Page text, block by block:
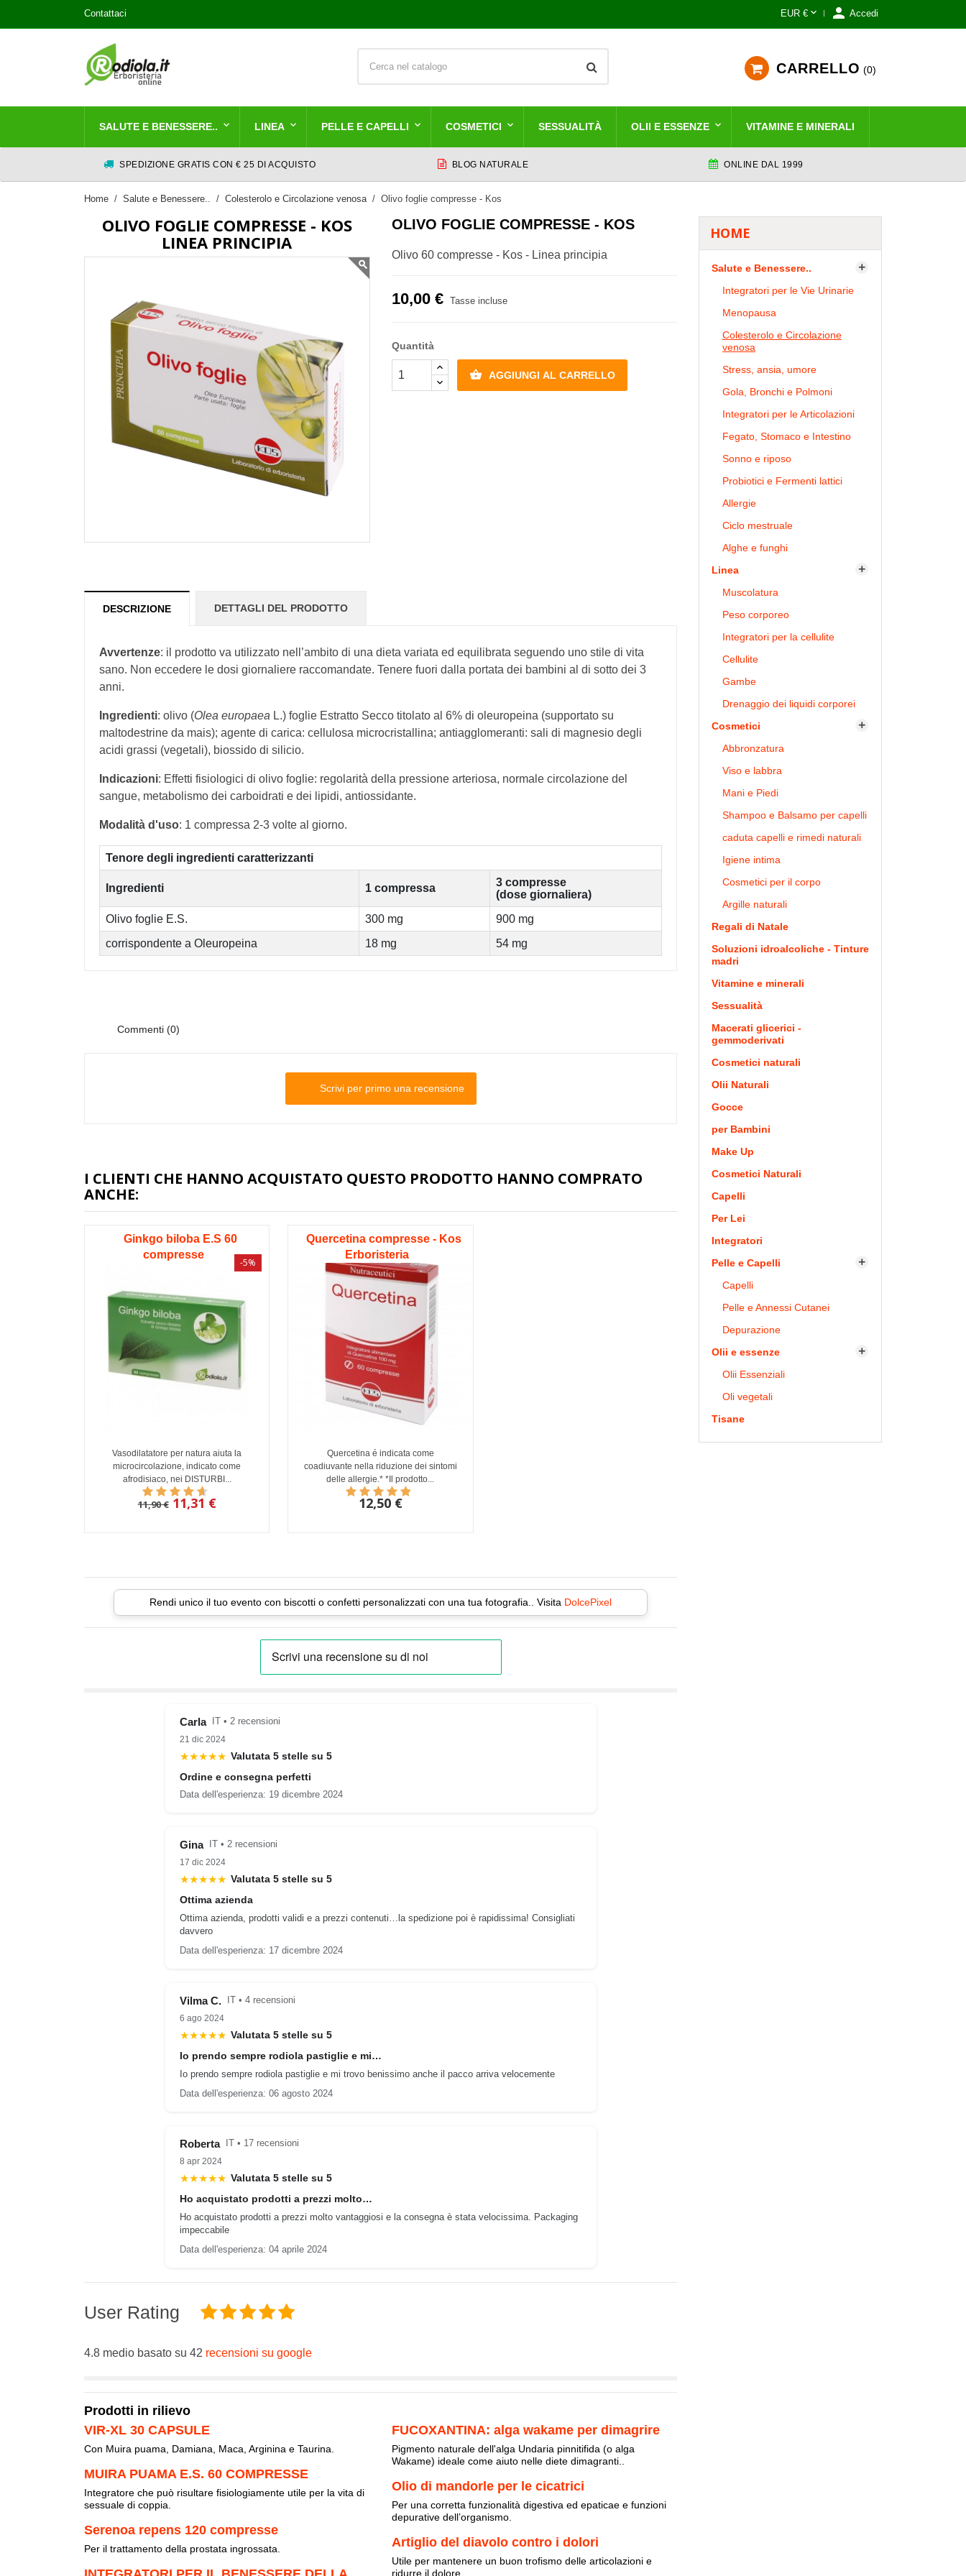
Contattaci EUR €  Accedi
CARRELLO 0
SALUTE E BENESSERE.. LINEA PELLE E CAPELLI COSMETICI SESSUALITÀ OLII E ESSENZE VITAMINE E MINERALI
SPEDIZIONE GRATIS CON € 25 DI ACQUISTO BLOG NATURALE ONLINE DAL 1999
Home Salute e Benessere.. Colesterolo e Circolazione venosa Olivo foglie compresse - Kos
HOME
Salute e Benessere.. 
Integratori per le Vie Urinarie
Menopausa
Colesterolo e Circolazione
venosa
Stress, ansia, umore
Gola, Bronchi e Polmoni
Integratori per le Articolazioni
Fegato, Stomaco e Intestino
Sonno e riposo
Probiotici e Fermenti lattici
Allergie
Ciclo mestruale
Alghe e funghi
Linea

Muscolatura
Peso corporeo
Integratori per la cellulite
Cellulite
Gambe
Drenaggio dei liquidi corporei
Cosmetici

Abbronzatura
Viso e labbra
Mani e Piedi
Shampoo e Balsamo per capelli
caduta capelli e rimedi naturali
Igiene intima
Cosmetici per il corpo
Argille naturali
Regali di Natale
Soluzioni idroalcoliche - Tinture
madri
Vitamine e minerali
Sessualità
Macerati glicerici -
gemmoderivati
Cosmetici naturali
Olii Naturali
Gocce
per Bambini
Make Up
Cosmetici Naturali
Capelli
Per Lei
Integratori
Pelle e Capelli

Capelli
Pelle e Annessi Cutanei
Depurazione
Olii e essenze

Olii Essenziali
Oli vegetali
Tisane
OLIVO FOGLIE COMPRESSE - KOS
LINEA PRINCIPIA
OLIVO FOGLIE COMPRESSE - KOS
Olivo 60 compresse - Kos - Linea principia
10,00 € Tasse incluse
Quantità
 AGGIUNGI AL CARRELLO
DESCRIZIONE DETTAGLI DEL PRODOTTO
Avvertenze: il prodotto va utilizzato nell’ambito di una dieta variata ed equilibrata seguendo uno stile di vita
sano. Non eccedere le dosi giornaliere raccomandate. Tenere fuori dalla portata dei bambini al di sotto dei 3
anni.
Ingredienti: olivo (Olea europaea L.) foglie Estratto Secco titolato al 6% di oleuropeina (supportato su
maltodestrine da mais); agente di carica: cellulosa microcristallina; antiagglomeranti: sali di magnesio degli
acidi grassi (vegetali), biossido di silicio.
Indicazioni: Effetti fisiologici di olivo foglie: regolarità della pressione arteriosa, normale circolazione del
sangue, metabolismo dei carboidrati e dei lipidi, antiossidante.
Modalità d'uso: 1 compressa 2-3 volte al giorno.
Tenore degli ingredienti caratterizzanti
Ingredienti 1 compressa
3 compresse
(dose giornaliera)
Olivo foglie E.S.
300 mg
900 mg
corrispondente a Oleuropeina
18 mg 54 mg
Commenti (0)
Scrivi per primo una recensione
I CLIENTI CHE HANNO ACQUISTATO QUESTO PRODOTTO HANNO COMPRATO
ANCHE:
Ginkgo biloba E.S 60
compresse
Vasodilatatore per natura aiuta la
microcircolazione, indicato come
afrodisiaco, nei DISTURBI...
11,90 €
-5%
11,31 €
Quercetina compresse - Kos
Erboristeria
Quercetina é indicata come
coadiuvante nella riduzione dei sintomi
delle allergie.* *Il prodotto...
12,50 €
Rendi unico il tuo evento con biscotti o confetti personalizzati con una tua fotografia.. Visita DolcePixel
Carla
IT • 2 recensioni
21 dic 2024
★★★★★ Valutata 5 stelle su 5
Ordine e consegna perfetti
Data dell'esperienza: 19 dicembre 2024
Gina
IT • 2 recensioni
17 dic 2024
★★★★★ Valutata 5 stelle su 5
Ottima azienda
Ottima azienda, prodotti validi e a prezzi contenuti…la spedizione poi è rapidissima! Consigliati
davvero
Data dell'esperienza: 17 dicembre 2024
Vilma C.
IT • 4 recensioni
6 ago 2024
★★★★★ Valutata 5 stelle su 5
Io prendo sempre rodiola pastiglie e mi…
Io prendo sempre rodiola pastiglie e mi trovo benissimo anche il pacco arriva velocemente
Data dell'esperienza: 06 agosto 2024
Roberta
IT • 17 recensioni
8 apr 2024
★★★★★ Valutata 5 stelle su 5
Ho acquistato prodotti a prezzi molto…
Ho acquistato prodotti a prezzi molto vantaggiosi e la consegna è stata velocissima. Packaging
impeccabile
Data dell'esperienza: 04 aprile 2024
User Rating
4.8 medio basato su 42 recensioni su google
Prodotti in rilievo
VIR-XL 30 CAPSULE
Con Muira puama, Damiana, Maca, Arginina e Taurina.
MUIRA PUAMA E.S. 60 COMPRESSE
Integratore che può risultare fisiologiamente utile per la vita di
sessuale di coppia.
Serenoa repens 120 compresse
Per il trattamento della prostata ingrossata.
FUCOXANTINA: alga wakame per dimagrire
Pigmento naturale dell'alga Undaria pinnitifida (o alga
Wakame) ideale come aiuto nelle diete dimagranti..
Olio di mandorle per le cicatrici
Per una corretta funzionalità digestiva ed epaticae e funzioni
depurative dell’organismo.
Artiglio del diavolo contro i dolori
Utile per mantenere un buon trofismo delle articolazioni e
ridurre il dolore.